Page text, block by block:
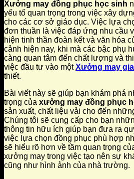
Xưởng may đồng phục học sinh
yếu tố quan trọng trong việc xây
cho các cơ sở giáo dục. Việc lựa
đơn thuần là việc đáp ứng nhu cầu
hiện tinh thần đoàn kết và văn hóa
cảnh hiện nay, khi mà các bậc phụ
càng quan tâm đến chất lượng và
việc đầu tư vào mộtXưởng may
thiết.
Bài viết này sẽ giúp bạn khám phá
trọng của xưởng may đồng phục
sản xuất, chất liệu vải cho đến
Chúng tôi sẽ cung cấp cho bạn
thông tin hữu ích giúp bạn đưa ra
việc lựa chọn đồng phục phù hợp
sẽ hiểu rõ hơn về tầm quan trọng
xưởng may trong việc tạo nên sự
cũng như hình ảnh của nhà trường.